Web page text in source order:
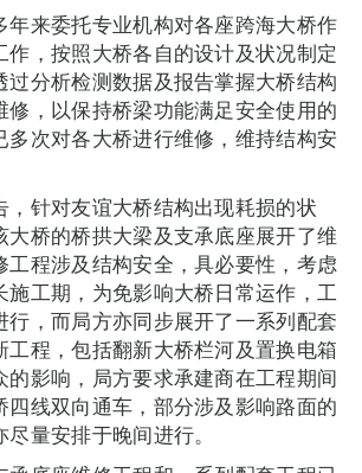
年来委托专业机构对各座跨海大桥作
作，按照大桥各自的设计及状况制定
过分析检测数据及报告掌握大桥结构
修，以保持桥梁功能满足安全使用的
多次对各大桥进行维修，维持结构安
，针对友谊大桥结构出现耗损的状
大桥的桥拱大梁及支承底座展开了维
工程涉及结构安全，具必要性，考虑
施工期，为免影响大桥日常运作，工
行，而局方亦同步展开了一系列配套
工程，包括翻新大桥栏河及置换电箱
的影响，局方要求承建商在工程期间
四线双向通车，部分涉及影响路面的
量安排于晚间进行。